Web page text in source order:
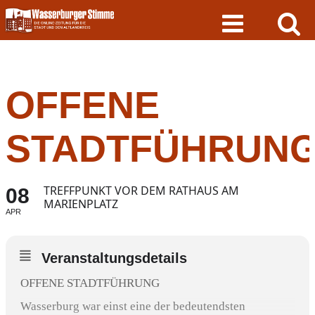
Skip
to
content
OFFENE
08
APR
TREFFPUNKT VOR DEM RATHAUS AM
MARIENPLATZ
Veranstaltungsdetails
OFFENE STADTFÜHRUNG
Wasserburg war einst eine der bedeutendsten